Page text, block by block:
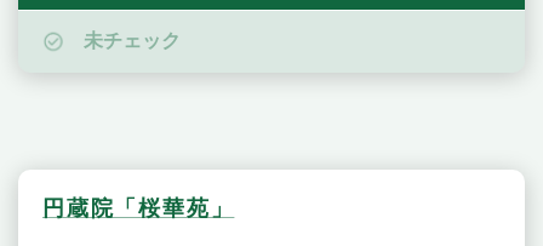
未チェック
円蔵院「桜華苑」